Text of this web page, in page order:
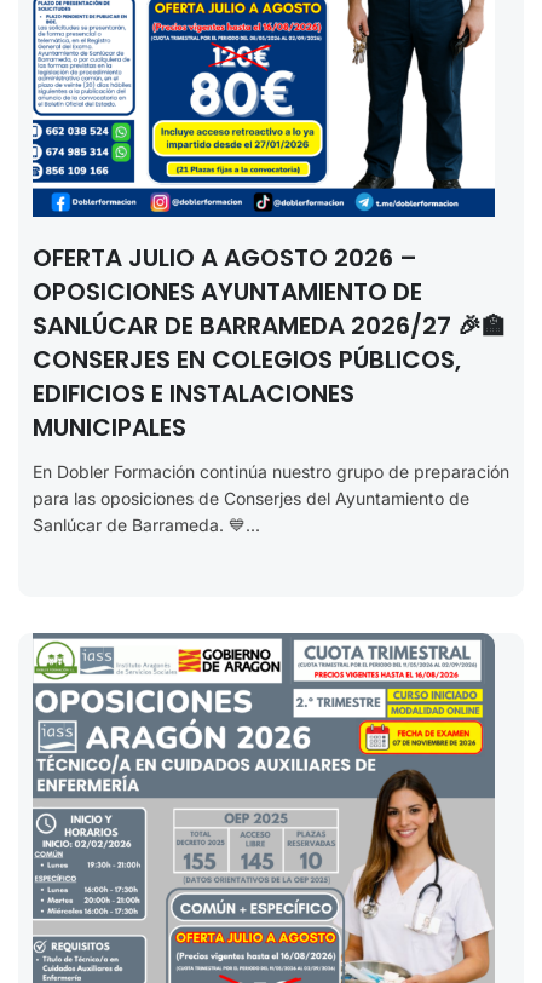
OFERTA JULIO A AGOSTO 2026 –
OPOSICIONES AYUNTAMIENTO DE
SANLÚCAR DE BARRAMEDA 2026/27 🎉🏫
CONSERJES EN COLEGIOS PÚBLICOS,
EDIFICIOS E INSTALACIONES
MUNICIPALES
En Dobler Formación continúa nuestro grupo de preparación
para las oposiciones de Conserjes del Ayuntamiento de
Sanlúcar de Barrameda. 💙...